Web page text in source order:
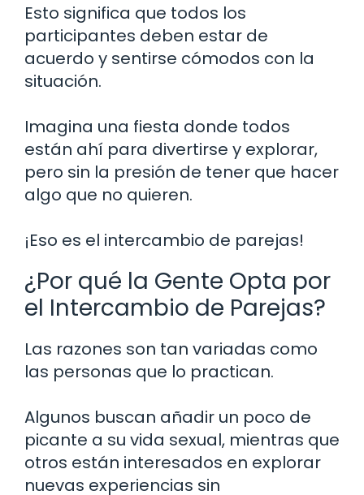
Esto significa que todos los
participantes deben estar de
acuerdo y sentirse cómodos con la
situación.
Imagina una fiesta donde todos
están ahí para divertirse y explorar,
pero sin la presión de tener que hacer
algo que no quieren.
¡Eso es el intercambio de parejas!
¿Por qué la Gente Opta por
el Intercambio de Parejas?
Las razones son tan variadas como
las personas que lo practican.
Algunos buscan añadir un poco de
picante a su vida sexual, mientras que
otros están interesados en explorar
nuevas experiencias sin